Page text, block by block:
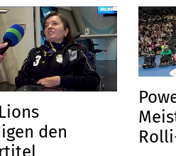
den
Mitglieder-Service
Alles zur Mitgliedschaft
Downloads
Fragen & Antworten